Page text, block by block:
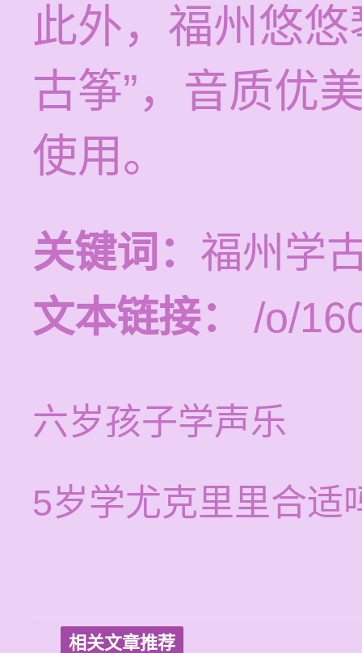
此外，福州悠
古筝”，音质优
使用。
关键词： 福州学
文本链接：
/o/
六岁孩子学声乐
5岁学尤克里里合适
相关文章推荐